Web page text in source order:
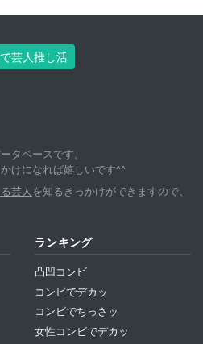
芸人推し活
タベースです。
けになれば嬉しいです^^
芸人を知るきっかけができますので、
ランキング
凸凹コンビ
コンビでデカッ
コンビでちっさッ
女性コンビでデカッ